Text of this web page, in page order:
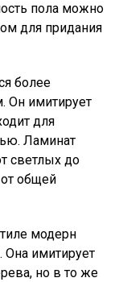
пола можно
для придания
более
Он имитирует
для
Ламинат
светлых до
общей
модерн
Она имитирует
но в то же